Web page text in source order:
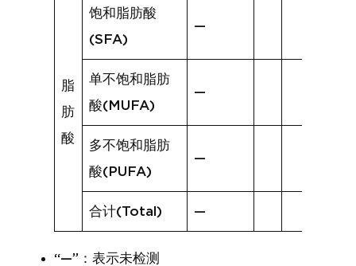
脂
肪
酸
饱和脂肪酸
(SFA)
—
单不饱和脂肪
酸(MUFA)
—
多不饱和脂肪
酸(PUFA)
—
合计(Total) —
“—”：表示未检测